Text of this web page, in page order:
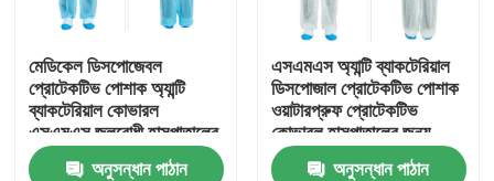
বাড়ি
মেডিকেল ডিসপোজেবল
প্রোটেকটিভ পোশাক অ্যান্টি
ব্যাকটেরিয়াল কোভারল
এসএমএস জলরোধী হাসপাতালের
জন্য
অনুসন্ধান পাঠান
এসএমএস অ্যান্টি ব্যাকটেরিয়াল
ডিসপোজাল প্রোটেকটিভ পোশাক
ওয়াটারপ্রুফ প্রোটেকটিভ
কোভারল হাসপাতালের জন্য
পোশাক
অনুসন্ধান পাঠান